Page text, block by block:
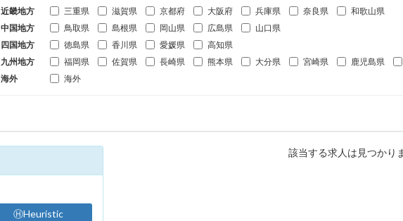
近畿地方
三重県 滋賀県 京都府 大阪府 兵庫県 奈良県
和歌山県
中国地方
鳥取県 島根県 岡山県 広島県
山口県
四国地方
徳島県 香川県 愛媛県
高知県
九州地方
福岡県 佐賀県 長崎県 熊本県 大分県 宮崎県 鹿児島県
海外
海外
ⒽHeuristic
該当する求人は見つかり